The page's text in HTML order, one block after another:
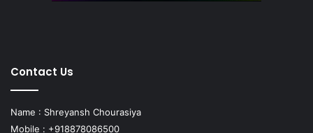
Contact Us
Name : Shreyansh Chourasiya
Mobile : +918878086500